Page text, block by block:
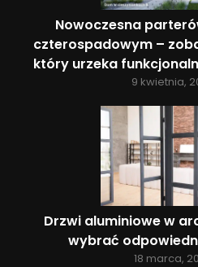
Nowoczesna
czterospadowym –
który urzeka
9 kwietnia,
Drzwi aluminiowe w
wybrać
18 marca,